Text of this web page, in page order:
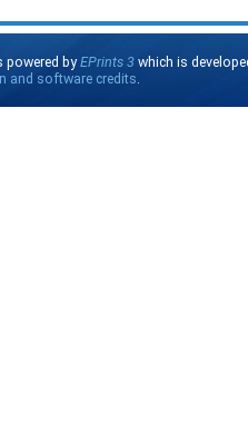
powered byEPrints 3 which is
and software credits.